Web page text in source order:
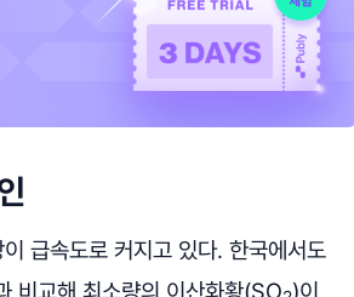
급속도로 커지고 있다. 한국에서도
비교해 최소량의 이산화황(SO )이